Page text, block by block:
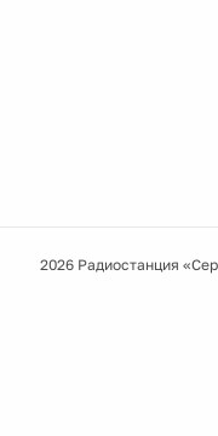
2026 Радиостанция